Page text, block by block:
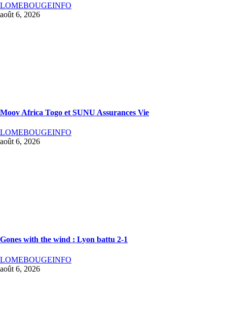
LOMEBOUGEINFO
août 6, 2026
Moov Africa Togo et SUNU Assurances Vie
LOMEBOUGEINFO
août 6, 2026
Gones with the wind : Lyon battu 2-1
LOMEBOUGEINFO
août 6, 2026